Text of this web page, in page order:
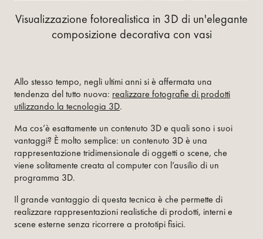
Visualizzazione fotorealistica in 3D di un'elegante
composizione decorativa con vasi
Allo stesso tempo, negli ultimi anni si è affermata una
tendenza del tutto nuova: realizzare fotografie di prodotti
utilizzando la tecnologia 3D.
Ma cos’è esattamente un contenuto 3D e quali sono i suoi
vantaggi? È molto semplice: un contenuto 3D è una
rappresentazione tridimensionale di oggetti o scene, che
viene solitamente creata al computer con l’ausilio di un
programma 3D.
Il grande vantaggio di questa tecnica è che permette di
realizzare rappresentazioni realistiche di prodotti, interni e
scene esterne senza ricorrere a prototipi fisici.